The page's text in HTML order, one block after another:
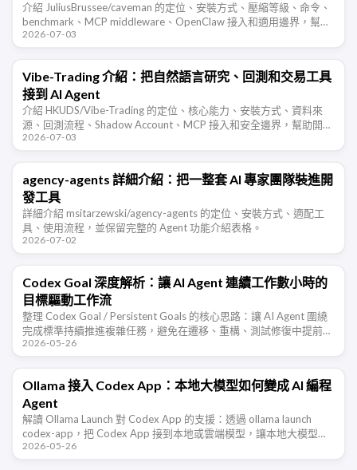
介紹 JuliusBrussee/caveman 的定位、安裝方式、壓縮等級、命令、
benchmark、MCP middleware、OpenClaw 接入和適用邊界，幫助
開發者判斷這類 Agent …
2026-07-03
Vibe-Trading 介紹：把自然語言研究、回測和交易工具
接到 AI Agent
介紹 HKUDS/Vibe-Trading 的定位、核心能力、安裝方式、資料來
源、回測流程、Shadow Account、MCP 接入和安全邊界，幫助開發
者判斷它適合哪些交易研究場景。
2026-07-03
agency-agents 詳細介紹：把一整套 AI 專家團隊裝進開
發工具
詳細介紹 msitarzewski/agency-agents 的定位、安裝方式、適配工
具、使用流程，並保留完整的 Agent 功能介紹表格。
2026-07-02
Codex Goal 深度解析：讓 AI Agent 連續工作數小時的
目標驅動工作流
整理 Codex Goal / Persistent Goals 的核心思路：讓 AI Agent 圍繞
完成標準持續推進複雜任務，避免在遷移、重構、測試修復中提前宣
布完成。
2026-05-26
Ollama 接入 Codex App：本地大模型如何變成 AI 編程
Agent
解讀 Ollama Launch 對 Codex App 的支援：透過 ollama launch
codex-app，把 Codex App 接到本地或雲端模型，讓本地大模型從
聊天工具進入 AI 編 …
2026-05-26